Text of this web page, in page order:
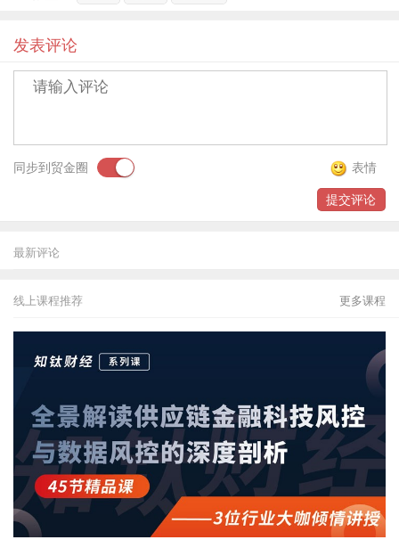
发表评论
同步到贸金圈
表情
提交评论
最新评论
线上课程推荐 更多课程